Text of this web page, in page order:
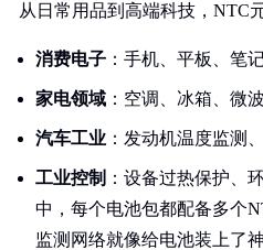
从日常用品到高端科技，NTC
消费电子 ：手机、平板、笔
家电领域 ：空调、冰箱、微
汽车工业 ：发动机温度监测
工业控制 ：设备过热保护、
中，每个电池包都配备多个
监测网络就像给电池装上了